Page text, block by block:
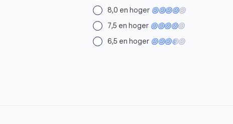
8,0 en hoger
7,5 en hoger
6,5 en hoger